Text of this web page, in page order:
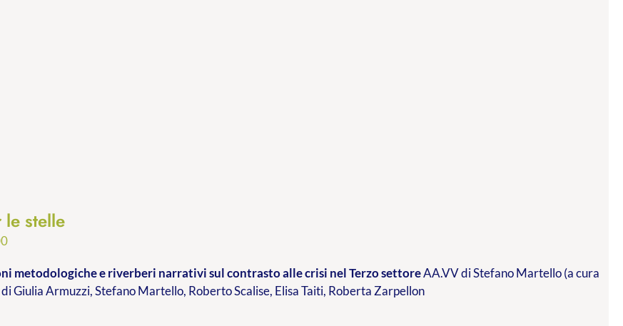
stelle
Fascia
prezzo:
da
metodologiche e riverberi narrativi sul contrasto alle crisi nel Terzo settoreAA.VV di Stefano Martello (a cura
Giulia Armuzzi, Stefano Martello, Roberto Scalise, Elisa Taiti, Roberta Zarpellon